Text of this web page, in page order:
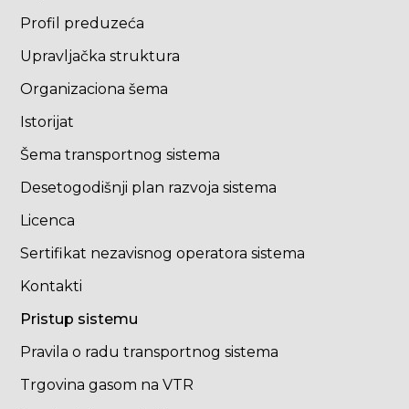
Profil preduzeća
Upravljačka struktura
Organizaciona šema
Istorijat
Šema transportnog sistema
Desetogodišnji plan razvoja sistema
Licenca
Sertifikat nezavisnog operatora sistema
Kontakti
Pristup sistemu
Pravila o radu transportnog sistema
Trgovina gasom na VTR